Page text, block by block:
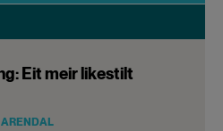
Eit meir likestilt
ARENDAL